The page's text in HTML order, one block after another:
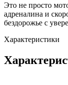
Это не просто
адреналина и
бездорожье с
Характеристики